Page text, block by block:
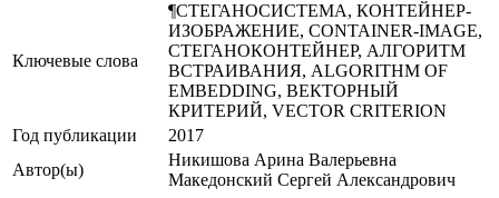
Ключевые cлова
¶СТЕГАНОСИСТЕМА, КОНТЕЙНЕР-
ИЗОБРАЖЕНИЕ, CONTAINER-IMAGE,
СТЕГАНОКОНТЕЙНЕР, АЛГОРИТМ
ВСТРАИВАНИЯ, ALGORITHM OF
EMBEDDING, ВЕКТОРНЫЙ
КРИТЕРИЙ, VECTOR CRITERION
Год публикации
2017
Автор(ы)
Никишова Арина Валерьевна
Македонский Сергей Александрович